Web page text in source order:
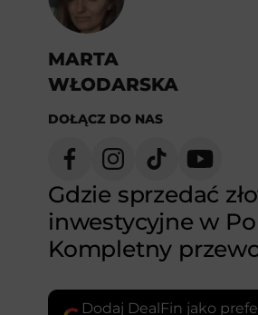
Gdzie sprzedać
inwestycyjne w
Kompletny
Dodaj DealFin jako
MARTA
WŁODARSKA
DOŁĄCZ DO NAS